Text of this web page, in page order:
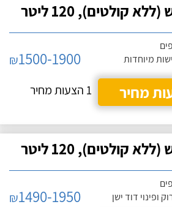
120 ליטר
מיוחדות
₪1500-1900
מחיר
1 הצעות מחיר
120 ליטר
ופינוי דוד ישן
₪1490-1950